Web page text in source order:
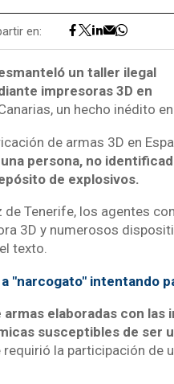
en:
un taller ilegal
impresoras 3D en
un hecho inédito en
de armas 3D en
persona, no
de explosivos.
de Tenerife, los agentes
3D y numerosos
texto.
"narcogato" intentando
elaboradas con las
susceptibles de ser
requirió la participación de